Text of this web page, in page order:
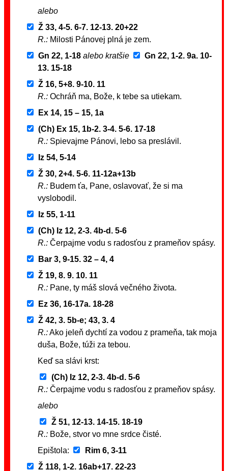
alebo
Ž 33, 4-5. 6-7. 12-13. 20+22
R.: Milosti Pánovej plná je zem.
Gn 22, 1-18 alebo kratšie
Gn 22, 1-2. 9a. 10-
13. 15-18
Ž 16, 5+8. 9-10. 11
R.: Ochráň ma, Bože, k tebe sa utiekam.
Ex 14, 15 – 15, 1a
(Ch) Ex 15, 1b-2. 3-4. 5-6. 17-18
R.: Spievajme Pánovi, lebo sa preslávil.
Iz 54, 5-14
Ž 30, 2+4. 5-6. 11-12a+13b
R.: Budem ťa, Pane, oslavovať, že si ma
vyslobodil.
Iz 55, 1-11
(Ch) Iz 12, 2-3. 4b-d. 5-6
R.: Čerpajme vodu s radosťou z prameňov spásy.
Bar 3, 9-15. 32 – 4, 4
Ž 19, 8. 9. 10. 11
R.: Pane, ty máš slová večného života.
Ez 36, 16-17a. 18-28
Ž 42, 3. 5b-e; 43, 3. 4
R.:Ako jeleň dychtí za vodou z prameňa, tak moja
duša, Bože, túži za tebou.
Keď sa slávi krst:
(Ch) Iz 12, 2-3. 4b-d. 5-6
R.: Čerpajme vodu s radosťou z prameňov spásy.
alebo
Ž 51, 12-13. 14-15. 18-19
R.: Bože, stvor vo mne srdce čisté.
Epištola:
Rim 6, 3-11
Ž 118, 1-2. 16ab+17. 22-23